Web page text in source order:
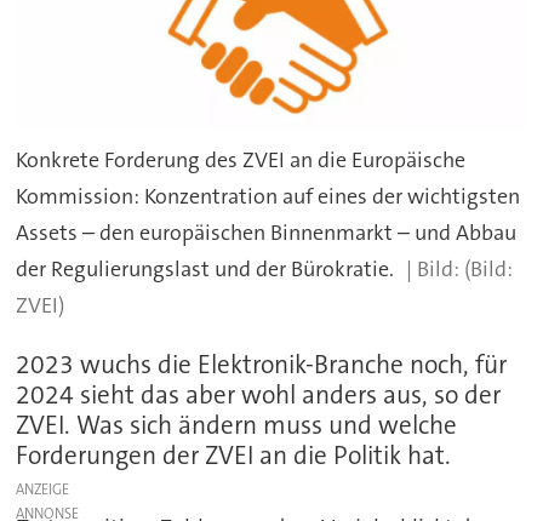
Konkrete Forderung des ZVEI an die Europäische
Kommission: Konzentration auf eines der wichtigsten
Assets – den europäischen Binnenmarkt – und Abbau
der Regulierungslast und der Bürokratie.
(Bild:
ZVEI)
2023 wuchs die Elektronik-Branche noch, für
2024 sieht das aber wohl anders aus, so der
ZVEI. Was sich ändern muss und welche
Forderungen der ZVEI an die Politik hat.
ANZEIGE